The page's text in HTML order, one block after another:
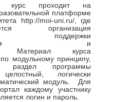
курс проходит на
платформе
http://moi-uni.ru/, где
организация
поддержки
и
Материал курса
по модульному принципу,
программы
целостный, логически
модуль. Для
каждому участнику
логин и пароль.